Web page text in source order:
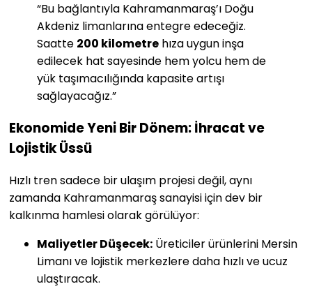
“Bu bağlantıyla Kahramanmaraş’ı Doğu
Akdeniz limanlarına entegre edeceğiz.
Saatte 200 kilometre hıza uygun inşa
edilecek hat sayesinde hem yolcu hem de
yük taşımacılığında kapasite artışı
sağlayacağız.”
Ekonomide Yeni Bir Dönem: İhracat ve
Lojistik Üssü
Hızlı tren sadece bir ulaşım projesi değil, aynı
zamanda Kahramanmaraş sanayisi için dev bir
kalkınma hamlesi olarak görülüyor:
Maliyetler Düşecek: Üreticiler ürünlerini Mersin
Limanı ve lojistik merkezlere daha hızlı ve ucuz
ulaştıracak.